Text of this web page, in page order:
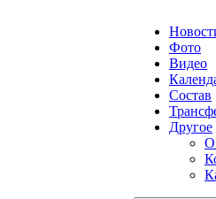
Фото
Видео
Состав
Другое
О